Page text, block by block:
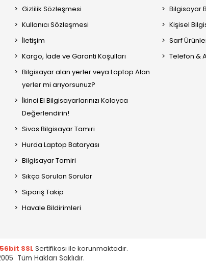
Gizlilik Sözleşmesi
Kullanıcı Sözleşmesi
İletişim
Kargo, İade ve Garanti Koşulları
Bilgisayar alan yerler veya Laptop Alan
yerler mi arıyorsunuz?
İkinci El Bilgisayarlarınızı Kolayca
Değerlendirin!
Sivas Bilgisayar Tamiri
Hurda Laptop Bataryası
Bilgisayar Tamiri
Sıkça Sorulan Sorular
Sipariş Takip
Havale Bildirimleri
Bilgisayar
Kişisel
Sarf
Telefon &
SSL Sertifikası ile korunmaktadır.
Tüm Hakları Saklıdır.